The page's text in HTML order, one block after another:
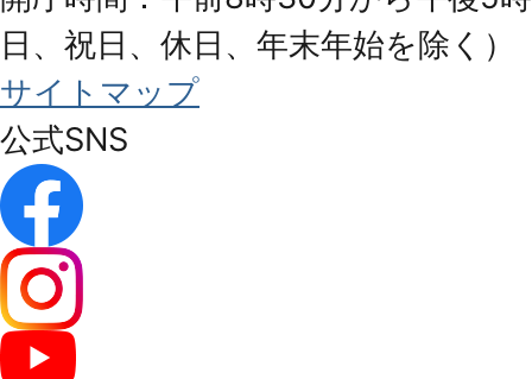
日、祝日、休日、年末年始を除く）
サイトマップ
公式SNS